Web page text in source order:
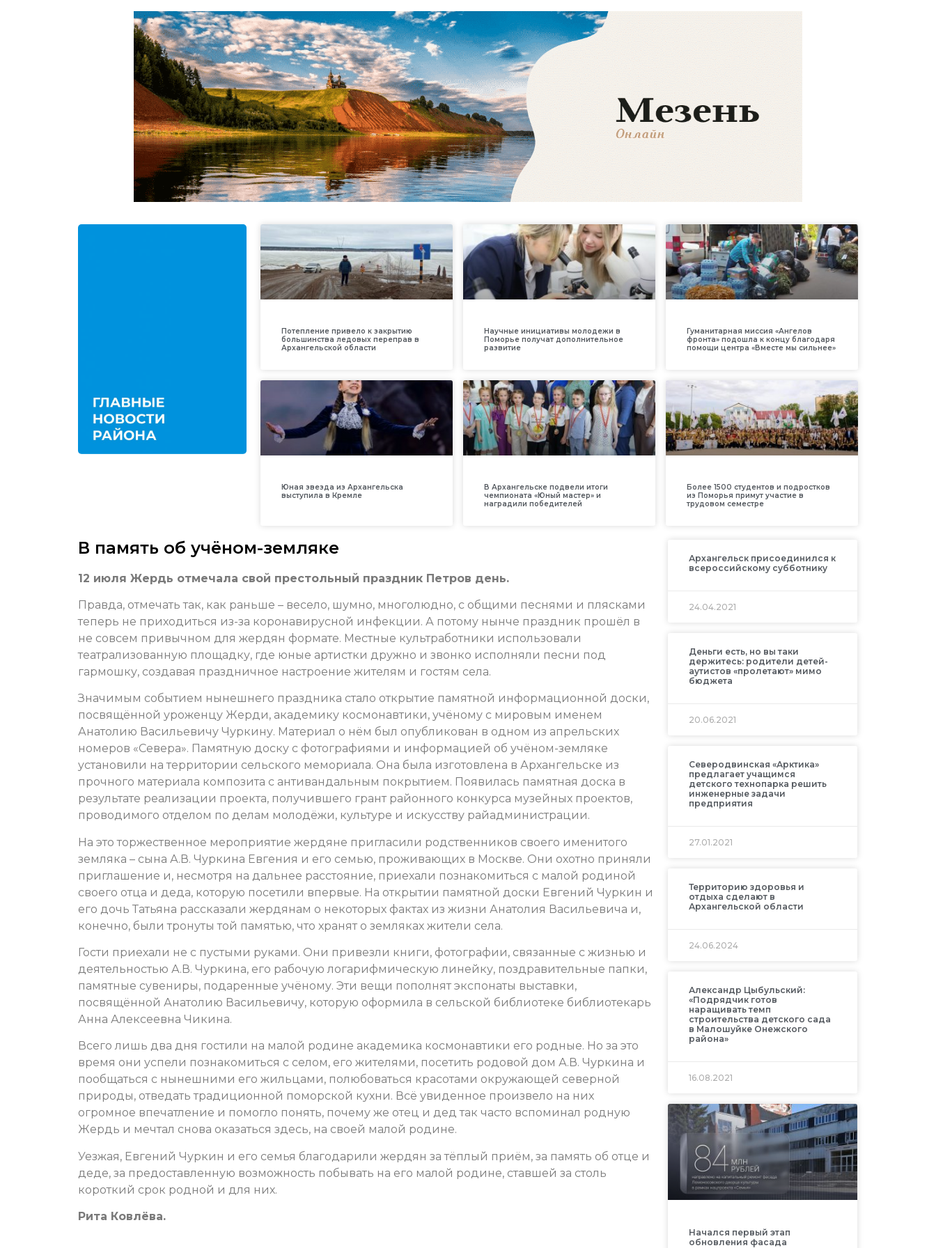
Потепление привело к закрытию
большинства ледовых переправ в
Архангельской области
Научные инициативы молодежи в
Поморье получат дополнительное
развитие
Гуманитарная миссия «Ангелов
фронта» подошла к концу благодаря
помощи центра «Вместе мы сильнее»
Юная звезда из Архангельска
выступила в Кремле
В Архангельске подвели итоги
чемпионата «Юный мастер» и
наградили победителей
Более 1500 студентов и подростков
из Поморья примут участие в
трудовом семестре
В память об учёном-земляке
12 июля Жердь отмечала свой престольный праздник Петров день.
Правда, отмечать так, как раньше – весело, шумно, многолюдно, с общими песнями и плясками
теперь не приходиться из-за коронавирусной инфекции. А потому нынче праздник прошёл в
не совсем привычном для жердян формате. Местные культработники использовали
театрализованную площадку, где юные артистки дружно и звонко исполняли песни под
гармошку, создавая праздничное настроение жителям и гостям села.
Значимым событием нынешнего праздника стало открытие памятной информационной доски,
посвящённой уроженцу Жерди, академику космонавтики, учёному с мировым именем
Анатолию Васильевичу Чуркину. Материал о нём был опубликован в одном из апрельских
номеров «Севера». Памятную доску с фотографиями и информацией об учёном-земляке
установили на территории сельского мемориала. Она была изготовлена в Архангельске из
прочного материала композита с антивандальным покрытием. Появилась памятная доска в
результате реализации проекта, получившего грант районного конкурса музейных проектов,
проводимого отделом по делам молодёжи, культуре и искусству райадминистрации.
На это торжественное мероприятие жердяне пригласили родственников своего именитого
земляка – сына А.В. Чуркина Евгения и его семью, проживающих в Москве. Они охотно приняли
приглашение и, несмотря на дальнее расстояние, приехали познакомиться с малой родиной
своего отца и деда, которую посетили впервые. На открытии памятной доски Евгений Чуркин и
его дочь Татьяна рассказали жердянам о некоторых фактах из жизни Анатолия Васильевича и,
конечно, были тронуты той памятью, что хранят о земляках жители села.
Гости приехали не с пустыми руками. Они привезли книги, фотографии, связанные с жизнью и
деятельностью А.В. Чуркина, его рабочую логарифмическую линейку, поздравительные папки,
памятные сувениры, подаренные учёному. Эти вещи пополнят экспонаты выставки,
посвящённой Анатолию Васильевичу, которую оформила в сельской библиотеке библиотекарь
Анна Алексеевна Чикина.
Всего лишь два дня гостили на малой родине академика космонавтики его родные. Но за это
время они успели познакомиться с селом, его жителями, посетить родовой дом А.В. Чуркина и
пообщаться с нынешними его жильцами, полюбоваться красотами окружающей северной
природы, отведать традиционной поморской кухни. Всё увиденное произвело на них
огромное впечатление и помогло понять, почему же отец и дед так часто вспоминал родную
Жердь и мечтал снова оказаться здесь, на своей малой родине.
Уезжая, Евгений Чуркин и его семья благодарили жердян за тёплый приём, за память об отце и
деде, за предоставленную возможность побывать на его малой родине, ставшей за столь
короткий срок родной и для них.
Рита Ковлёва.
Архангельск присоединился к
всероссийскому субботнику
24.04.2021
Деньги есть, но вы таки
держитесь: родители детей-
аутистов «пролетают» мимо
бюджета
20.06.2021
Северодвинская «Арктика»
предлагает учащимся
детского технопарка решить
инженерные задачи
предприятия
27.01.2021
Территорию здоровья и
отдыха сделают в
Архангельской области
24.06.2024
Александр Цыбульский:
«Подрядчик готов
наращивать темп
строительства детского сада
в Малошуйке Онежского
района»
16.08.2021
Начался первый этап
обновления фасада